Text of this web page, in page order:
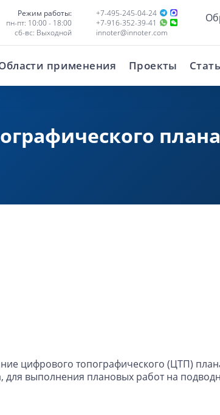
Режим работы:
пн-пт: 10:00 - 18:00
сб-вс: Выходной
+7-495-245-04-24
+7-916-352-39-41
innoter@innoter.com
применения Проекты
цифрового топографического (ЦТП)
для выполнения плановых работ на